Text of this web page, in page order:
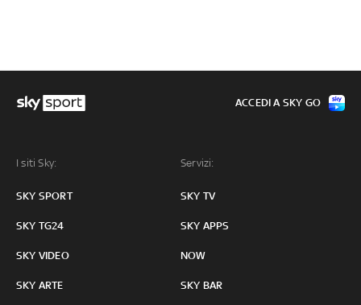
I siti Sky:
SKY SPORT
SKY TG24
SKY VIDEO
SKY ARTE
Servizi:
SKY TV
SKY APPS
NOW
SKY BAR
ACCEDI A SKY GO